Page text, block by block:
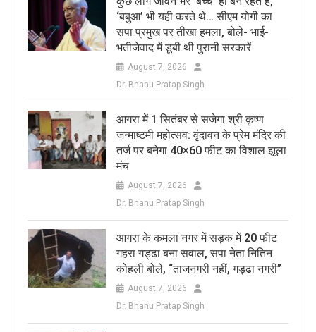
‘बबुआ’ भी यही करते थे… सीएम योगी का
सपा प्रमुख पर तीखा हमला, बोले- भाई-
भतीजेवाद में डूबी थी पुरानी सरकारें
August 7, 2026
Dr. Bhanu Pratap Singh
आगरा में 1 सितंबर से सजेगा श्री कृष्ण
जन्माष्टमी महोत्सव: वृंदावन के प्रेम मंदिर की
तर्ज पर बनेगा 40×60 फीट का विशाल झूला
मंच
August 7, 2026
Dr. Bhanu Pratap Singh
आगरा के कमला नगर में सड़क में 20 फीट
गहरा गड्ढा बना सवाल, सपा नेता नितिन
कोहली बोले, “ताजनगरी नहीं, गड्ढा नगरी”
August 7, 2026
Dr. Bhanu Pratap Singh